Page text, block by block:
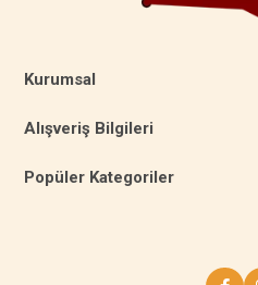
Kurumsal
Alışveriş Bilgileri
Popüler Kategoriler